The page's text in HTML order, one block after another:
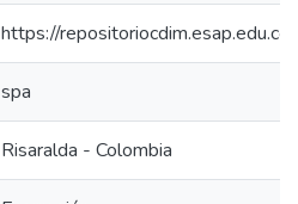
https://
spa
Risaralda - Colombia